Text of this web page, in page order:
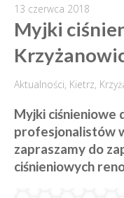
13 czerwca 2018
Myjki
Aktualności, Kietrz,
Myjki ciśnieniowe
profesjonalistów
zapraszamy do
ciśnieniowych